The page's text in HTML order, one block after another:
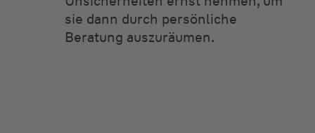
sie dann durch persönliche
Beratung auszuräumen.